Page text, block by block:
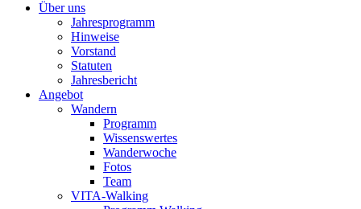
Über uns
Jahresprogramm
Hinweise
Vorstand
Statuten
Jahresbericht
Angebot
Wandern
Programm
Wissenswertes
Wanderwoche
Fotos
Team
VITA-Walking